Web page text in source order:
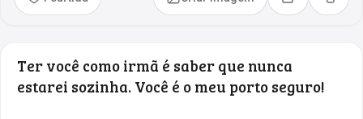
Compartilhar
Copiar
Ter você como irmã é saber que nunca
estarei sozinha. Você é o meu porto seguro!